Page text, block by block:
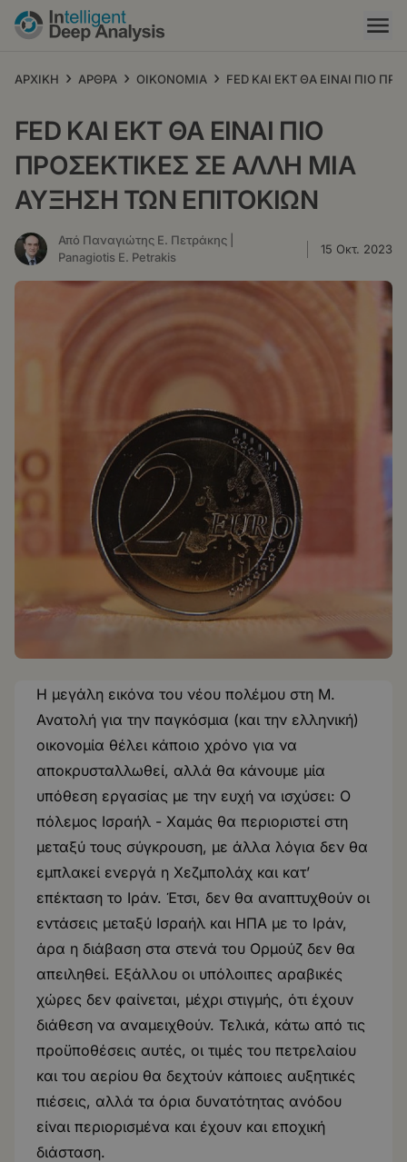
Παράκαμψη
προς
κυρίως
ΑΡΧΙΚΗ › ΑΡΘΡΑ › ΟΙΚΟΝΟΜΙΑ › FED ΚΑΙ ΕΚΤ ΘΑ ΕΙΝΑΙ ΠΙΟ
FED ΚΑΙ ΕΚΤ ΘΑ ΕΙΝΑΙ ΠΙΟ
ΠΡΟΣΕΚΤΙΚΕΣ ΣΕ ΑΛΛΗ ΜΙΑ
ΑΥΞΗΣΗ ΤΩΝ ΕΠΙΤΟΚΙΩΝ
Από Παναγιώτης Ε. Πετράκης |
Panagiotis E. Petrakis
15 Οκτ. 2023
Η μεγάλη εικόνα του νέου πολέμου στη Μ.
Ανατολή για την παγκόσμια (και την ελληνική)
οικονομία θέλει κάποιο χρόνο για να
αποκρυσταλλωθεί, αλλά θα κάνουμε μία
υπόθεση εργασίας με την ευχή να ισχύσει: Ο
πόλεμος Ισραήλ - Χαμάς θα περιοριστεί στη
μεταξύ τους σύγκρουση, με άλλα λόγια δεν θα
εμπλακεί ενεργά η Χεζμπολάχ και κατ’
επέκταση το Ιράν. Έτσι, δεν θα αναπτυχθούν οι
εντάσεις μεταξύ Ισραήλ και ΗΠΑ με το Ιράν,
άρα η διάβαση στα στενά του Ορμούζ δεν θα
απειληθεί. Εξάλλου οι υπόλοιπες αραβικές
χώρες δεν φαίνεται, μέχρι στιγμής, ότι έχουν
διάθεση να αναμειχθούν. Τελικά, κάτω από τις
προϋποθέσεις αυτές, οι τιμές του πετρελαίου
και του αερίου θα δεχτούν κάποιες αυξητικές
πιέσεις, αλλά τα όρια δυνατότητας ανόδου
είναι περιορισμένα και έχουν και εποχική
διάσταση.